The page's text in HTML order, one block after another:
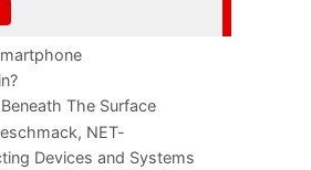
The Surface
NET-
im
Devices and Systems